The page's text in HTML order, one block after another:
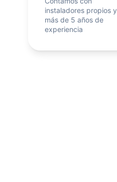
instaladores propios y
más de 5 años de
experiencia